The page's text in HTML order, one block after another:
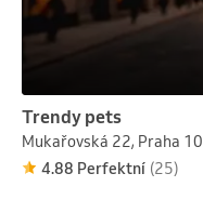
Trendy pets
Mukařovská 22, Praha 10
4.88 Perfektní (25)